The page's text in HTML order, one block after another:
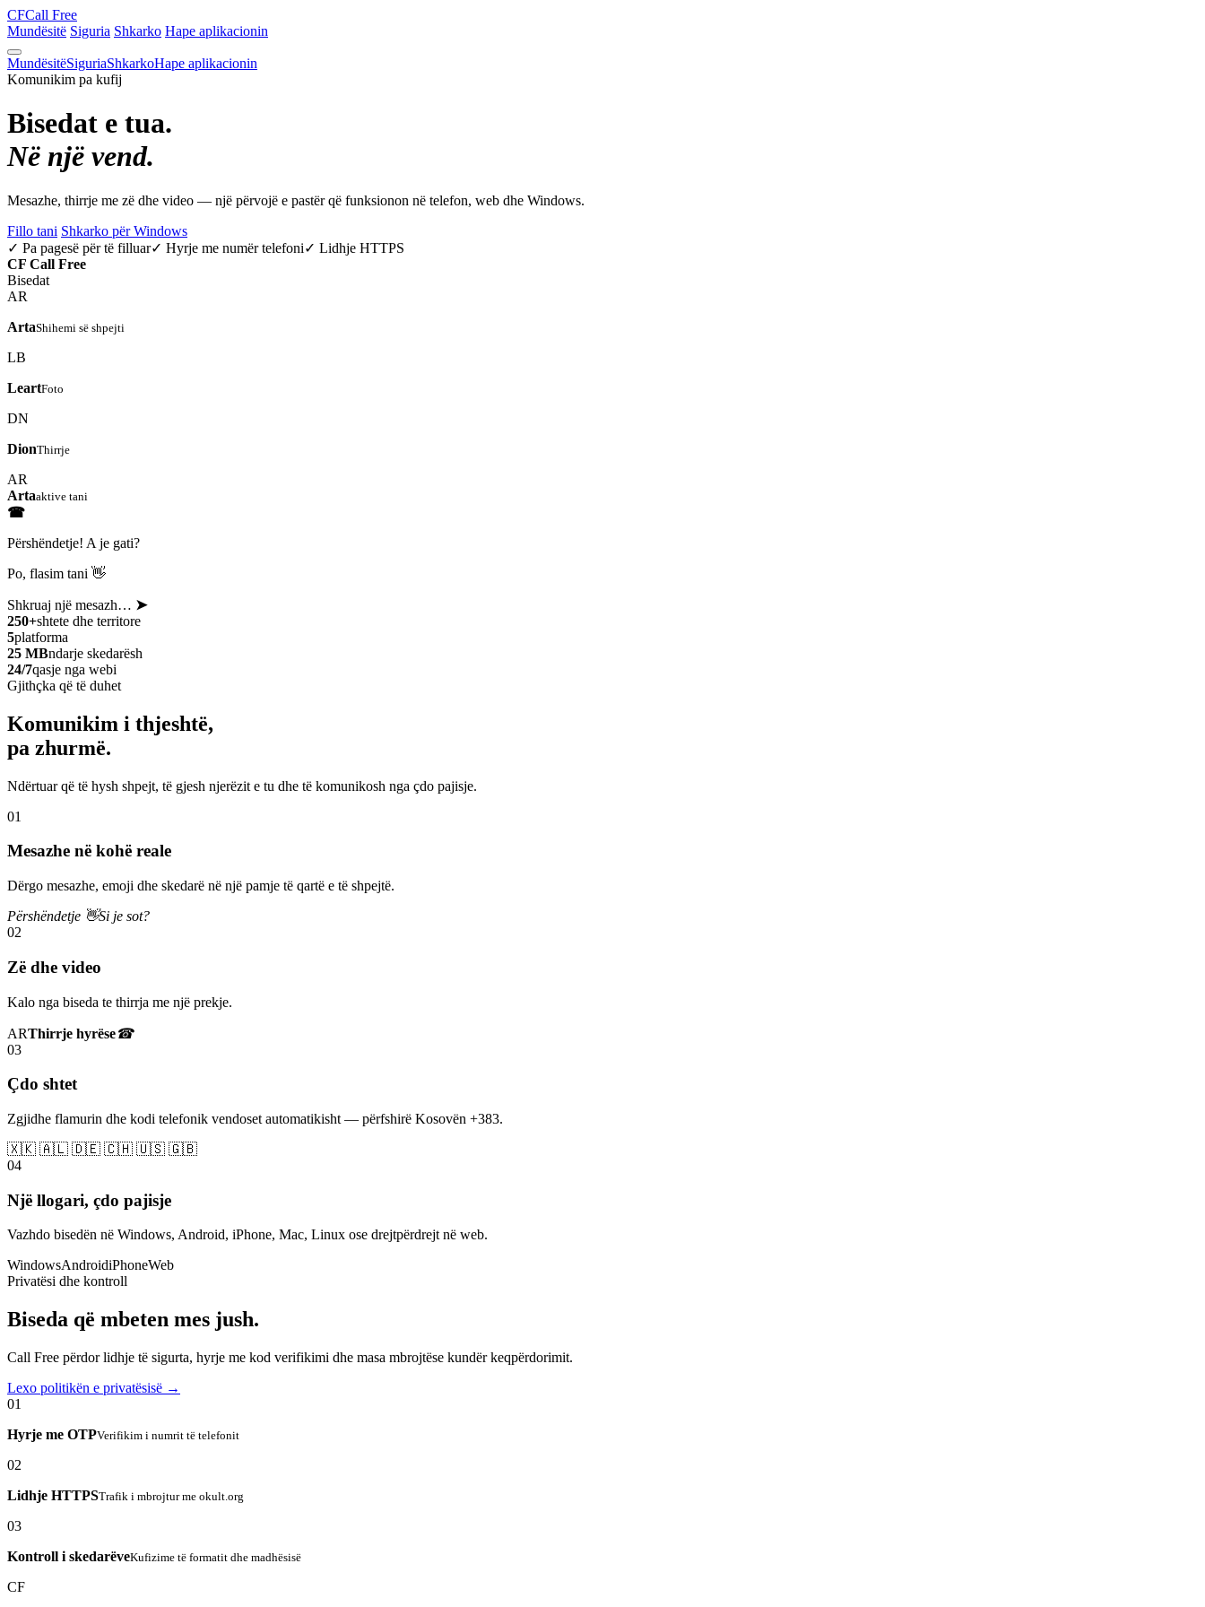
CFCall Free
Mundësitë Siguria Shkarko Hape aplikacionin
MundësitëSiguriaShkarkoHape aplikacionin
Komunikim pa kufij
Bisedat e tua.
Në një vend.
Mesazhe, thirrje me zë dhe video — një përvojë e pastër që funksionon në telefon, web dhe Windows.
Fillo tani Shkarko për Windows
✓ Pa pagesë për të filluar✓ Hyrje me numër telefoni✓ Lidhje HTTPS
CF Call Free
Bisedat
AR
ArtaShihemi së shpejti
LB
LeartFoto
DN
DionThirrje
AR
Artaaktive tani
☎
Përshëndetje! A je gati?
Po, flasim tani 👋
Shkruaj një mesazh… ➤
250+shtete dhe territore
5platforma
25 MBndarje skedarësh
24/7qasje nga webi
Gjithçka që të duhet
Komunikim i thjeshtë,
pa zhurmë.
Ndërtuar që të hysh shpejt, të gjesh njerëzit e tu dhe të komunikosh nga çdo pajisje.
01
Mesazhe në kohë reale
Dërgo mesazhe, emoji dhe skedarë në një pamje të qartë e të shpejtë.
Përshëndetje 👋Si je sot?
02
Zë dhe video
Kalo nga biseda te thirrja me një prekje.
ARThirrje hyrëse☎
03
Çdo shtet
Zgjidhe flamurin dhe kodi telefonik vendoset automatikisht — përfshirë Kosovën +383.
🇽🇰 🇦🇱 🇩🇪 🇨🇭 🇺🇸 🇬🇧
04
Një llogari, çdo pajisje
Vazhdo bisedën në Windows, Android, iPhone, Mac, Linux ose drejtpërdrejt në web.
WindowsAndroidiPhoneWeb
Privatësi dhe kontroll
Biseda që mbeten mes jush.
Call Free përdor lidhje të sigurta, hyrje me kod verifikimi dhe masa mbrojtëse kundër keqpërdorimit.
Lexo politikën e privatësisë →
01
Hyrje me OTPVerifikim i numrit të telefonit
02
Lidhje HTTPSTrafik i mbrojtur me okult.org
03
Kontroll i skedarëveKufizime të formatit dhe madhësisë
CF